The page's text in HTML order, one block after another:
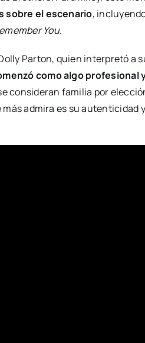
sobre el escenario,
You.
Parton, quien interpretó a
como algo profesional
consideran familia por
más admira es su autenticidad